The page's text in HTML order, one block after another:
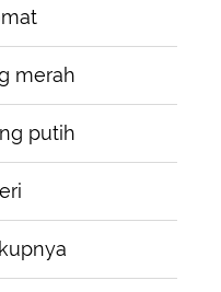
merah
putih